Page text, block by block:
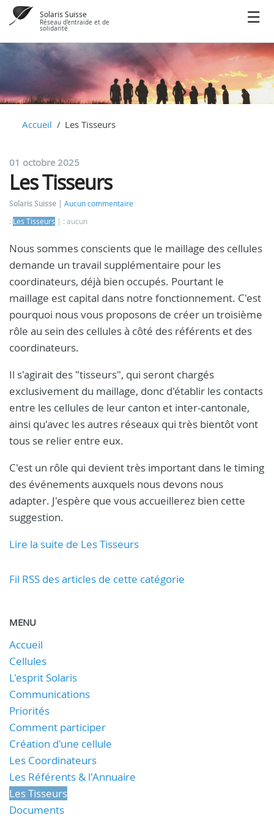
Solaris Suisse
Réseau d'entraide et de
solidarité
Accueil Les Tisseurs
01 octobre 2025
Les Tisseurs
Solaris Suisse
Aucun commentaire
: Les Tisseurs : aucun
Nous sommes conscients que le maillage des cellules
demande un travail supplémentaire pour les
coordinateurs, déjà bien occupés. Pourtant le
maillage est capital dans notre fonctionnement. C'est
pourquoi nous vous proposons de créer un troisième
rôle au sein des cellules à côté des référents et des
coordinateurs.
Il s'agirait des "tisseurs", qui seront chargés
exclusivement du maillage, donc d'établir les contacts
entre les cellules de leur canton et inter-cantonale,
ainsi qu'avec les autres réseaux qui très bientôt vont
tous se relier entre eux.
C'est un rôle qui devient très important dans le timing
des événements auxquels nous devons nous
adapter. J'espère que vous accueillerez bien cette
suggestion.
Lire la suite de Les Tisseurs
Fil RSS des articles de cette catégorie
MENU
Accueil
Cellules
L'esprit Solaris
Communications
Priorités
Comment participer
Création d'une cellule
Les Coordinateurs
Les Référents & l'Annuaire
Les Tisseurs
Documents